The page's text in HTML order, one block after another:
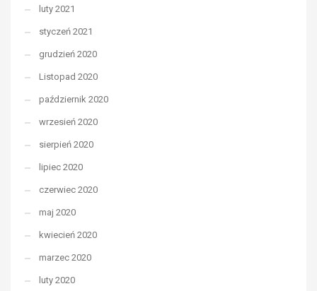
luty 2021
styczeń 2021
grudzień 2020
Listopad 2020
październik 2020
wrzesień 2020
sierpień 2020
lipiec 2020
czerwiec 2020
maj 2020
kwiecień 2020
marzec 2020
luty 2020